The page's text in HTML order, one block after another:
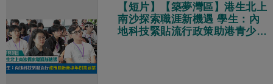
【短片】【築夢灣區】港生北上
南沙探索職涯新機遇 學生：內
地科技緊貼流行政策助港青少年